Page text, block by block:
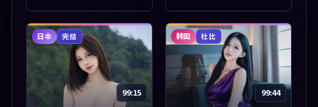
凑，值得加入片单...
日本 完结
99:15
韩国 杜比
99:44